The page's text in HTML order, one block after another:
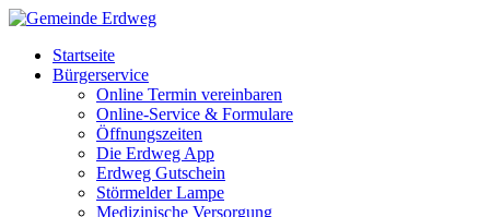
Startseite
Bürgerservice
Online Termin vereinbaren
Online-Service & Formulare
Öffnungszeiten
Die Erdweg App
Erdweg Gutschein
Störmelder Lampe
Medizinische Versorgung